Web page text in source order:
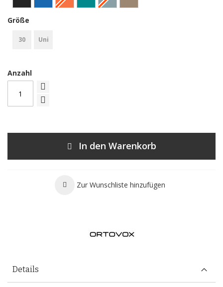
Größe
30 Uni
Anzahl
In den Warenkorb
Zur Wunschliste hinzufügen
Details